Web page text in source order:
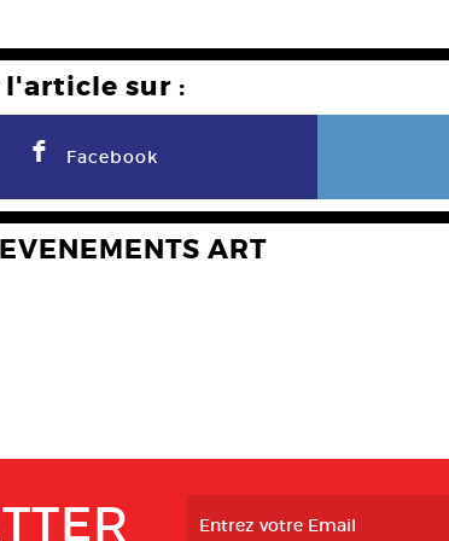
l'article sur :
F Facebook
ART